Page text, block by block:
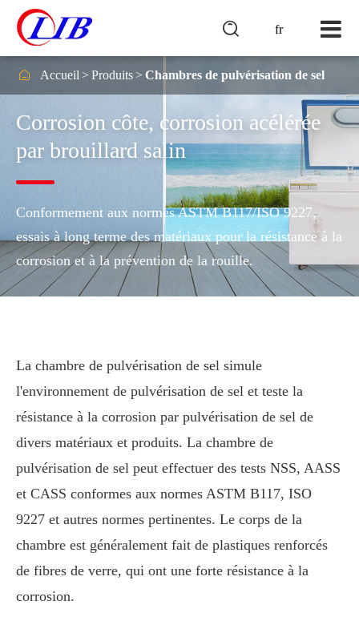
fr

 Accueil Produits Chambres de pulvérisation de sel
Corrosion côte, corrosion acélérée
par brouillard salin
Conformement aux normes ASTM B117/ISO 9227,
essais à long terme des matériaux pour la résistance à la
corrosion et à la prévention de la rouille.
La chambre de pulvérisation de sel simule
l'environnement de pulvérisation de sel et teste la
résistance à la corrosion par pulvérisation de sel de
divers matériaux et produits. La chambre de
pulvérisation de sel peut effectuer des tests NSS, AASS
et CASS conformes aux normes ASTM B117, ISO
9227 et autres normes pertinentes. Le corps de la
chambre est généralement fait de plastiques renforcés
de fibres de verre, qui ont une forte résistance à la
corrosion.